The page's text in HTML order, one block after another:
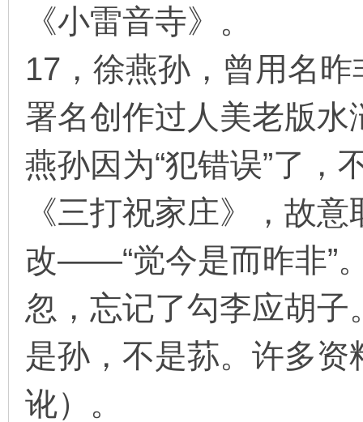
《小雷音寺》。
17，徐燕孙，曾用名
署名创作过人美老版
燕孙因为“犯错误”了，
《三打祝家庄》，故
改——“觉今是而昨非”
忽，忘记了勾李应胡
是孙，不是荪。许多
讹）。